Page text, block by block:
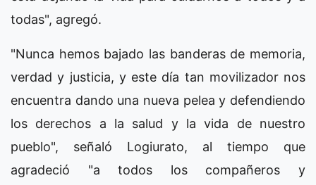
todas", agregó.
"Nunca hemos bajado las banderas de memoria,
verdad y justicia, y este día tan movilizador nos
encuentra dando una nueva pelea y defendiendo
los derechos a la salud y la vida de nuestro
pueblo", señaló Logiurato, al tiempo que
agradeció "a todos los compañeros y